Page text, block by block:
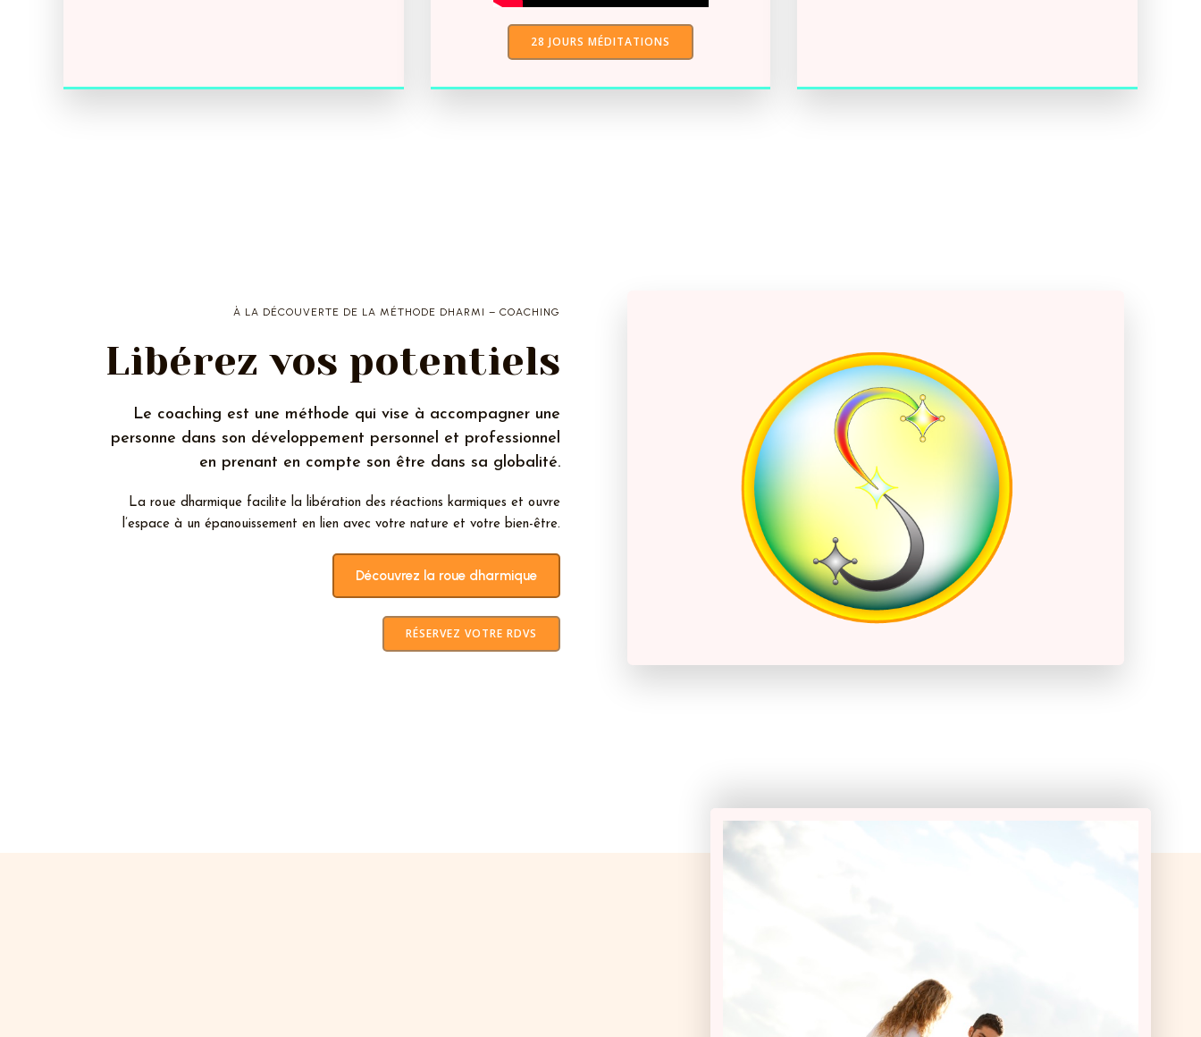
28 JOURS MÉDITATIONS
À LA DÉCOUVERTE DE LA MÉTHODE DHARMI – COACHING
Libérez vos potentiels
Le coaching est une méthode qui vise à accompagner une
personne dans son développement personnel et professionnel
en prenant en compte son être dans sa globalité.
La roue dharmique facilite la libération des réactions karmiques et ouvre
l’espace à un épanouissement en lien avec votre nature et votre bien-être.
Découvrez la roue dharmique
RÉSERVEZ VOTRE RDVS